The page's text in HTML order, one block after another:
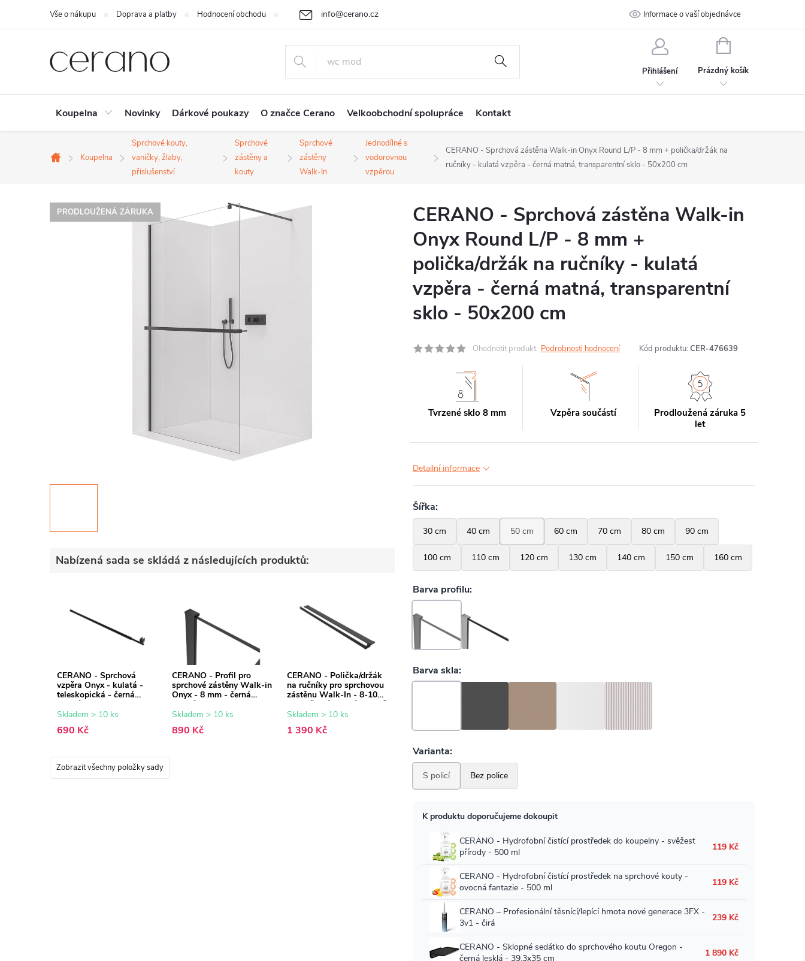
+420 226 400 232
info@cerano.cz
Vše o nákupu Doprava a platby Hodnocení obchodu Cenová nabídka na míru Ochrana osobních údajů Kontakt
Informace o vaší objednávce
Přihlášení
NÁKUPNÍ
Prázdný košík
Koupelna Novinky Dárkové poukazy O značce Cerano Velkoobchodní spolupráce Kontakt
Domů
Koupelna
Sprchové kouty,
vaničky, žlaby,
příslušenství
Sprchové
zástěny a
kouty
Sprchové
zástěny
Walk-In
Jednodílné s
vodorovnou
vzpěrou
CERANO - Sprchová zástěna Walk-in Onyx Round L/P - 8 mm + polička/držák na
ručníky - kulatá vzpěra - černá matná, transparentní sklo - 50x200 cm
PRODLOUŽENÁ ZÁRUKA
Nabízená sada se skládá z následujících produktů:
CERANO - Sprchová
vzpěra Onyx - kulatá -
teleskopická - černá
matná - 77-140 cm
Skladem > 10 ks
690 Kč
CERANO - Profil pro
sprchové zástěny Walk-in
Onyx - 8 mm - černá
matná - 15 mm
Skladem > 10 ks
890 Kč
CERANO - Polička/držák
na ručníky pro sprchovou
zástěnu Walk-In - 8-10
mm - černá matná - 30 až
160 cm
Skladem > 10 ks
1 390 Kč
Zobrazit všechny položky sady
CERANO - Sprchová zástěna Walk-in
Onyx Round L/P - 8 mm +
polička/držák na ručníky - kulatá
vzpěra - černá matná, transparentní
sklo - 50x200 cm
Ohodnotit produkt Podrobnosti hodnocení Kód produktu: CER-476639
Tvrzené sklo 8 mm Vzpěra součástí
Prodloužená záruka 5
let
Detailní informace